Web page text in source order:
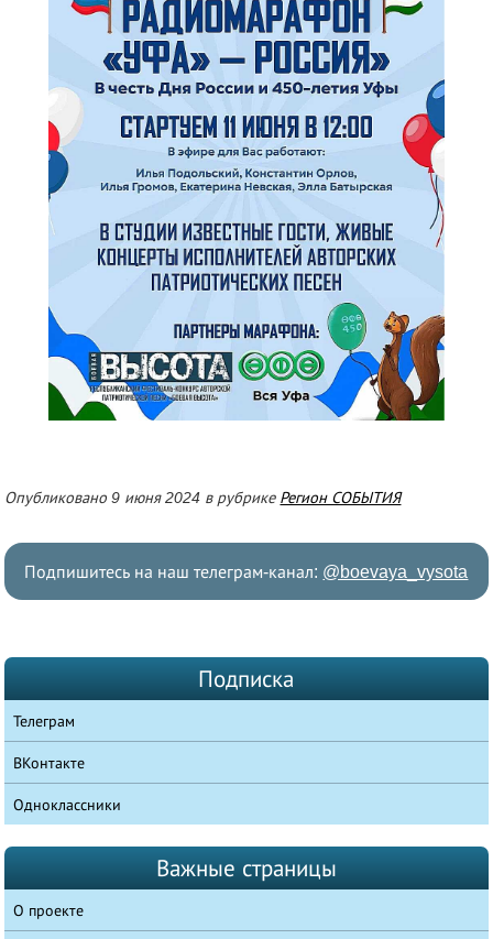
Опубликовано 9 июня 2024 в рубрике Регион СОБЫТИЯ
Подпишитесь на наш телеграм-канал: @boevaya_vysota
Подписка
Телеграм
ВКонтакте
Одноклассники
Важные страницы
О проекте